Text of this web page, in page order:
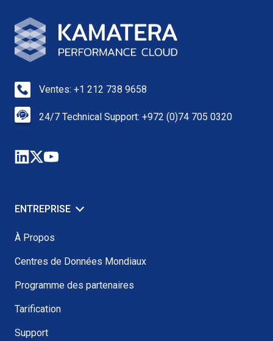
Ventes: +1 212 738 9658
24/7 Technical Support: +972 (0)74 705 0320
ENTREPRISE
À Propos
Centres de Données Mondiaux
Programme des partenaires
Tarification
Support